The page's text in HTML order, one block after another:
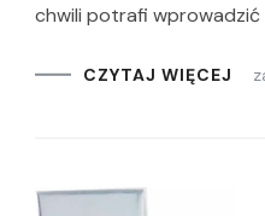
chwili potrafi wprowadzić
CZYTAJ WIĘCEJ